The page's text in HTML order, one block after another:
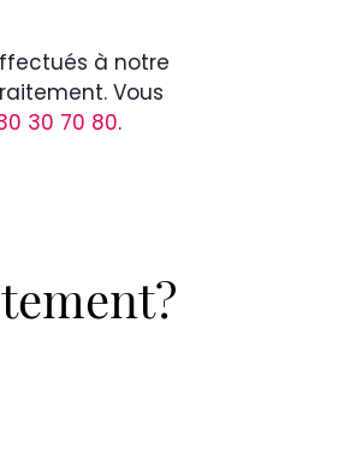
à notre
Vous
30 70 80.